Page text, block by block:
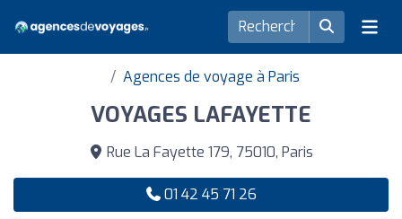
Agences de voyage à Paris
VOYAGES LAFAYETTE
Rue La Fayette 179, 75010, Paris
01 42 45 71 26